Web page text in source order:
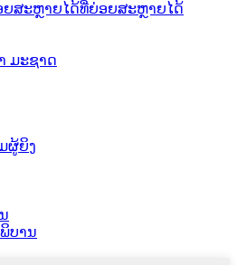
ຍສະຫຼາຍໄດ້ທີ່ຍ່ອຍສະຫຼາຍໄດ້
ມະຊາດ
ຜູ້ຍິງ
ພິບານ